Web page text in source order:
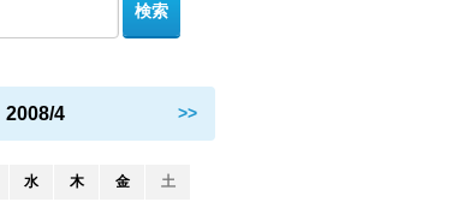
2008/4 >>
水 木 金 土